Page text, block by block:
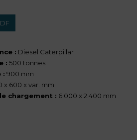
: Diesel Caterpillar
: 500 tonnes
: 900 mm
x 600 x var. mm
chargement : 6.000 x 2.400 mm